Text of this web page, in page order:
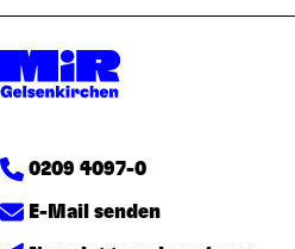
0209 4097-0
E-Mail senden